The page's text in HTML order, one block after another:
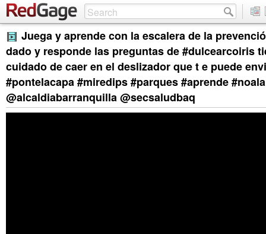
Juega y aprende con la escalera de la
dado y responde las preguntas de #dulcearcoiris
cuidado de caer en el deslizador que t e puede
#pontelacapa #miredips #parques #aprende
@alcaldiabarranquilla @secsaludbaq